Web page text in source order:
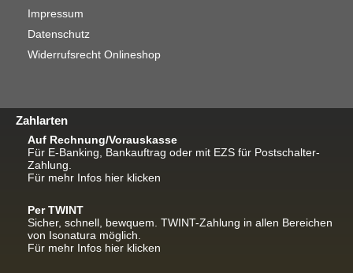
Impressum
Datenschutz
Widerrufsrecht Onlineshop
Zahlarten
Auf Rechnung/Vorauskasse
Für E-Banking, Bankauftrag oder mit EZS für Postschalter-
Zahlung.
Für mehr Infos hier klicken
Per TWINT
Sicher, schnell, bewquem. TWINT-Zahlung in allen Bereichen
von Isonatura möglich.
Für mehr Infos hier klicken